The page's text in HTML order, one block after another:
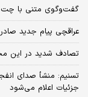
گفت‌وگوی متنی با
عراقچی پیام جدید
تصادف شدید در این محور/ ۴ نفر جان
تسنیم: منشأ صدای
جزئیات اعلام می‌شود